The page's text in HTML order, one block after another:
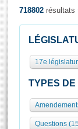
Présidence
577
Groupes
Séance
Europe et
Rôle et
Présidence
Visiter
Visite
Assister à
718802 résultats
17e
TYPES DE
Questions